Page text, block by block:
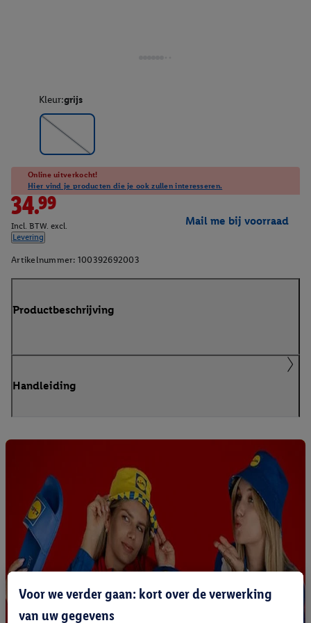
Kleur:grijs
Online uitverkocht!
Hier vind je producten die je ook zullen interesseren.
34.99
Incl. BTW. excl.
Levering
Mail me bij voorraad
Artikelnummer: 100392692003
Productbeschrijving
Handleiding
Voor we verder gaan: kort over de verwerking
van uw gegevens